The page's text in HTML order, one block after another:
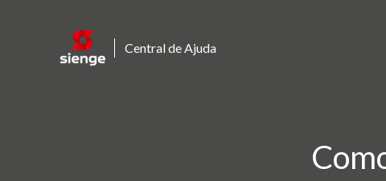
Central de Ajuda